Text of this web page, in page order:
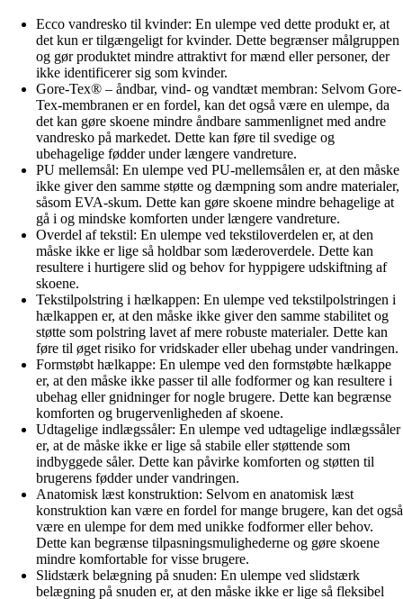
Ecco vandresko til kvinder: En ulempe ved dette produkt er, at
det kun er tilgængeligt for kvinder. Dette begrænser målgruppen
og gør produktet mindre attraktivt for mænd eller personer, der
ikke identificerer sig som kvinder.
Gore-Tex® – åndbar, vind- og vandtæt membran: Selvom Gore-
Tex-membranen er en fordel, kan det også være en ulempe, da
det kan gøre skoene mindre åndbare sammenlignet med andre
vandresko på markedet. Dette kan føre til svedige og
ubehagelige fødder under længere vandreture.
PU mellemsål: En ulempe ved PU-mellemsålen er, at den måske
ikke giver den samme støtte og dæmpning som andre materialer,
såsom EVA-skum. Dette kan gøre skoene mindre behagelige at
gå i og mindske komforten under længere vandreture.
Overdel af tekstil: En ulempe ved tekstiloverdelen er, at den
måske ikke er lige så holdbar som læderoverdele. Dette kan
resultere i hurtigere slid og behov for hyppigere udskiftning af
skoene.
Tekstilpolstring i hælkappen: En ulempe ved tekstilpolstringen i
hælkappen er, at den måske ikke giver den samme stabilitet og
støtte som polstring lavet af mere robuste materialer. Dette kan
føre til øget risiko for vridskader eller ubehag under vandringen.
Formstøbt hælkappe: En ulempe ved den formstøbte hælkappe
er, at den måske ikke passer til alle fodformer og kan resultere i
ubehag eller gnidninger for nogle brugere. Dette kan begrænse
komforten og brugervenligheden af skoene.
Udtagelige indlægssåler: En ulempe ved udtagelige indlægssåler
er, at de måske ikke er lige så stabile eller støttende som
indbyggede såler. Dette kan påvirke komforten og støtten til
brugerens fødder under vandringen.
Anatomisk læst konstruktion: Selvom en anatomisk læst
konstruktion kan være en fordel for mange brugere, kan det også
være en ulempe for dem med unikke fodformer eller behov.
Dette kan begrænse tilpasningsmulighederne og gøre skoene
mindre komfortable for visse brugere.
Slidstærk belægning på snuden: En ulempe ved slidstærk
belægning på snuden er, at den måske ikke er lige så fleksibel